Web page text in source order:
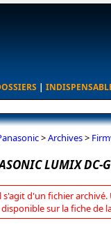
|
>Archives>
LUMIX DC-
d'un fichier archivé.
sur la fiche de